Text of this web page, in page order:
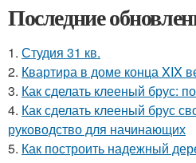
Последние
1. Студия 31 кв.
2. Квартира в доме конца XIX
3. Как сделать клееный брус:
4. Как сделать клееный брус
руководство для начинающих
5. Как построить надежный